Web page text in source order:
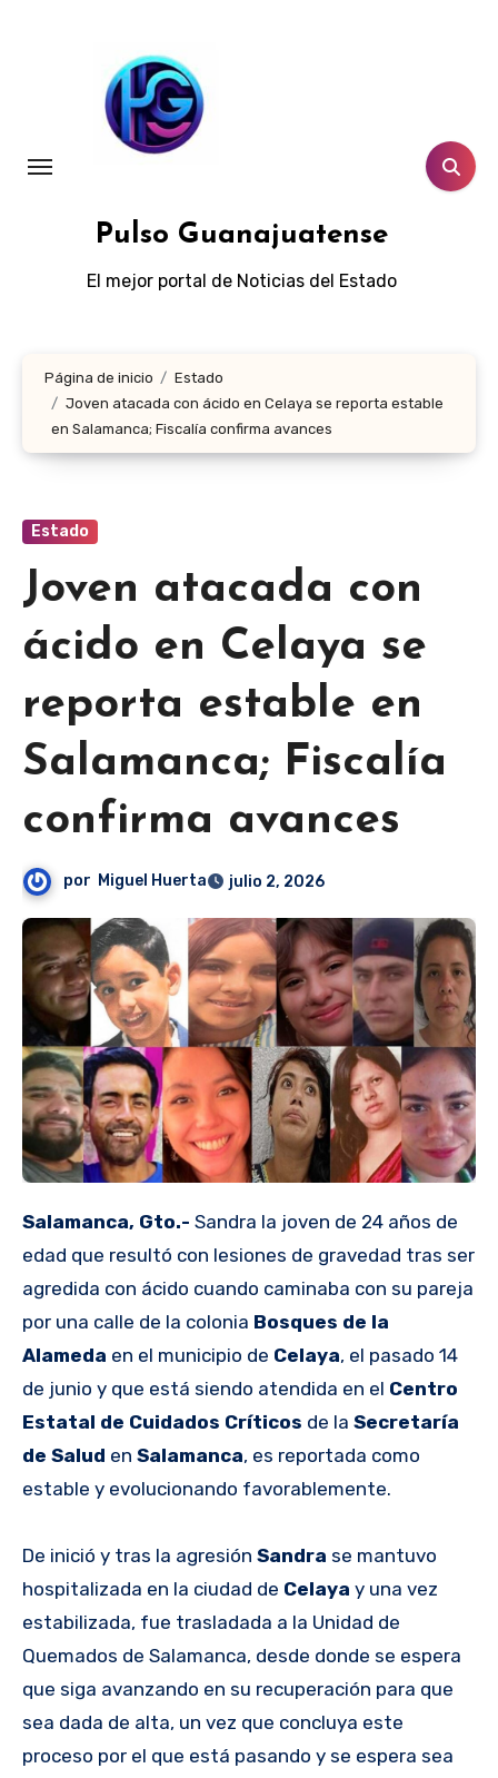
Pulso Guanajuatense
El mejor portal de Noticias del Estado
Página de inicio
Estado
Joven atacada con ácido en Celaya se reporta estable
en Salamanca; Fiscalía confirma avances
Estado
Joven atacada con
ácido en Celaya se
reporta estable en
Salamanca; Fiscalía
confirma avances
por Miguel Huerta julio 2, 2026
Salamanca, Gto.- Sandra la joven de 24 años de
edad que resultó con lesiones de gravedad tras ser
agredida con ácido cuando caminaba con su pareja
por una calle de la colonia Bosques de la
Alameda en el municipio de Celaya, el pasado 14
de junio y que está siendo atendida en el Centro
Estatal de Cuidados Críticos de la Secretaría
de Salud en Salamanca, es reportada como
estable y evolucionando favorablemente.
De inició y tras la agresión Sandra se mantuvo
hospitalizada en la ciudad de Celaya y una vez
estabilizada, fue trasladada a la Unidad de
Quemados de Salamanca, desde donde se espera
que siga avanzando en su recuperación para que
sea dada de alta, un vez que concluya este
proceso por el que está pasando y se espera sea